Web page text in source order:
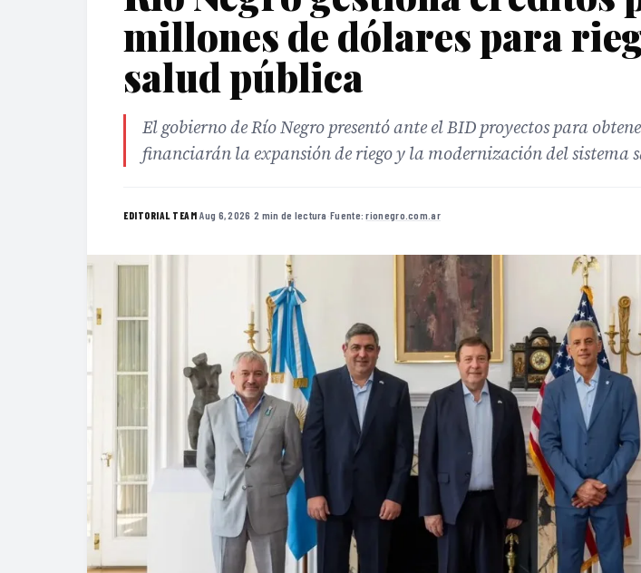
millones de dólares para
salud pública
El gobierno de Río Negro presentó ante el BID proyectos para
financiarán la expansión de riego y la modernización del
EDITORIAL TEAM·Aug 6, 2026 ·2 min de lectura ·Fuente:rionegro.com.ar